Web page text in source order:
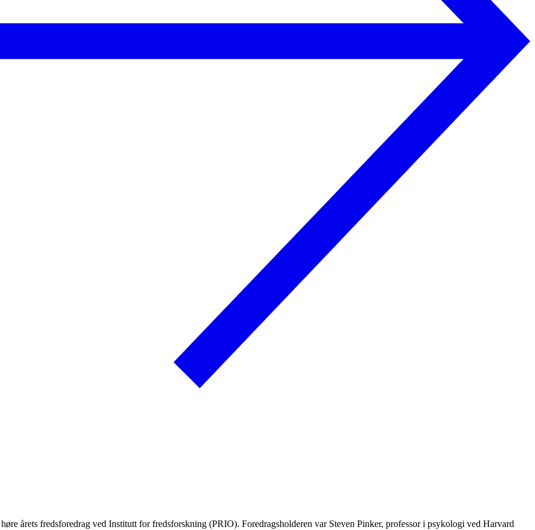
årets fredsforedrag ved Institutt for fredsforskning (PRIO). Foredragsholderen var Steven Pinker, professor i psykologi ved Harvard